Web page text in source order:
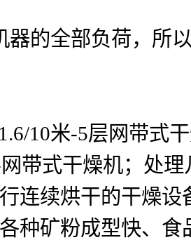
器的全部负荷，所
10米-5层网带式
带式干燥机；处
连续烘干的干燥
种矿粉成型快、食